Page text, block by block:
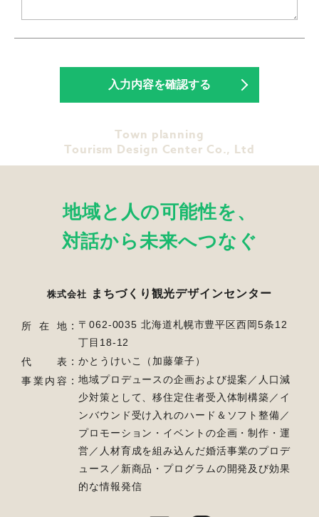
Town planning
Tourism Design Center Co., Ltd
地域と人の可能性を、
対話から未来へつなぐ
株式会社 まちづくり観光デザインセンター
所在地
〒062-0035 北海道札幌市豊平区西岡5条12
丁目18-12
代表
かとうけいこ（加藤肇子）
事業内容
地域プロデュースの企画および提案／人口減
少対策として、移住定住者受入体制構築／ イ
ンバウンド受け入れのハード＆ソフト整備／
プロモーション・イベントの企画・制作・運
営／ 人材育成を組み込んだ婚活事業のプロデ
ュース／新商品・プログラムの開発及び効果
的な情報発信